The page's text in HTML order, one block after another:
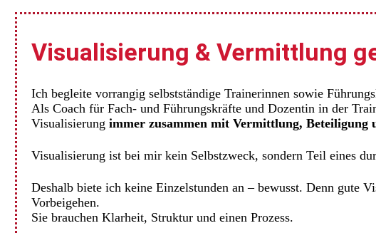
Visualisierung & Vermittlung
Ich begleite vorrangig selbstständige Trainerinnen sowie
Als Coach für Fach- und Führungskräfte und Dozentin in der
Visualisierung immer zusammen mit Vermittlung, Beteiligung
Visualisierung ist bei mir kein Selbstzweck, sondern Teil eines
Deshalb biete ich keine Einzelstunden an – bewusst. Denn gute
Vorbeigehen.
Sie brauchen Klarheit, Struktur und einen Prozess.